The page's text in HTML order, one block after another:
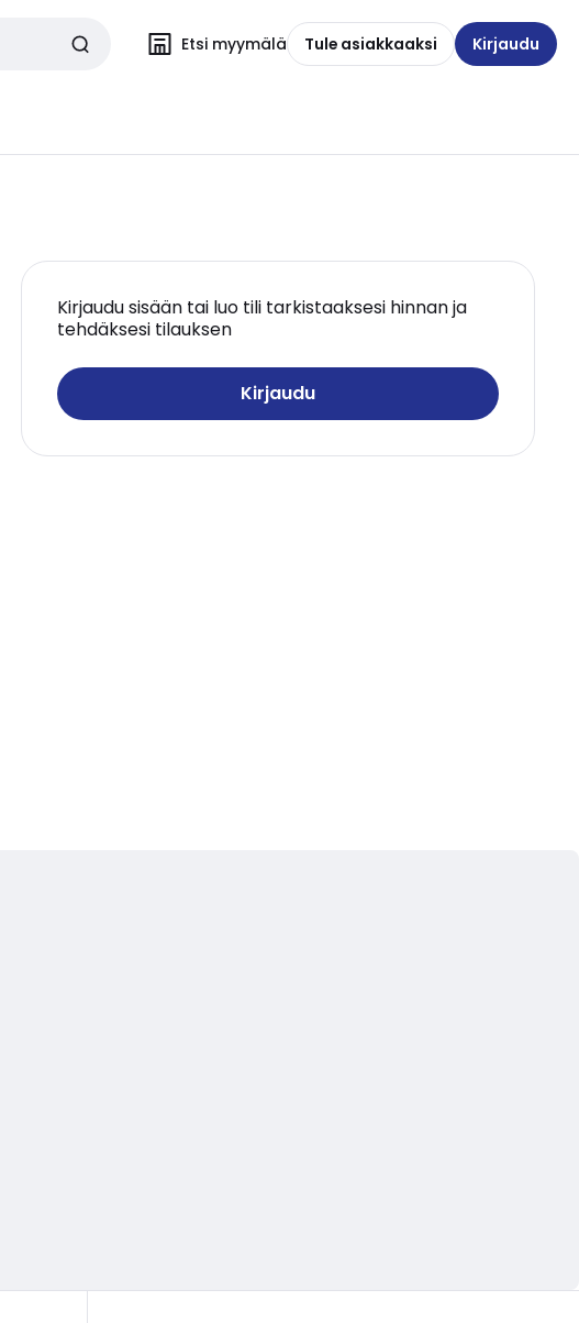
Etsi myymälä Tule asiakkaaksi Kirjaudu
Kirjaudu sisään tai luo tili tarkistaaksesi hinnan ja
tehdäksesi tilauksen
Kirjaudu